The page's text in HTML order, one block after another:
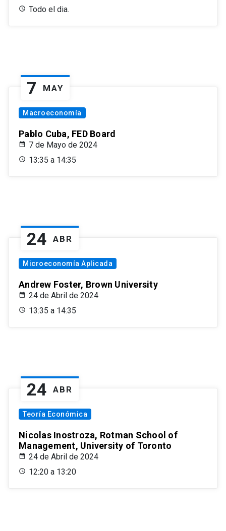
Todo el dia.
7 MAY
Macroeconomía
Pablo Cuba, FED Board
7 de Mayo de 2024
13:35 a 14:35
24 ABR
Microeconomía Aplicada
Andrew Foster, Brown University
24 de Abril de 2024
13:35 a 14:35
24 ABR
Teoría Económica
Nicolas Inostroza, Rotman School of
Management, University of Toronto
24 de Abril de 2024
12:20 a 13:20